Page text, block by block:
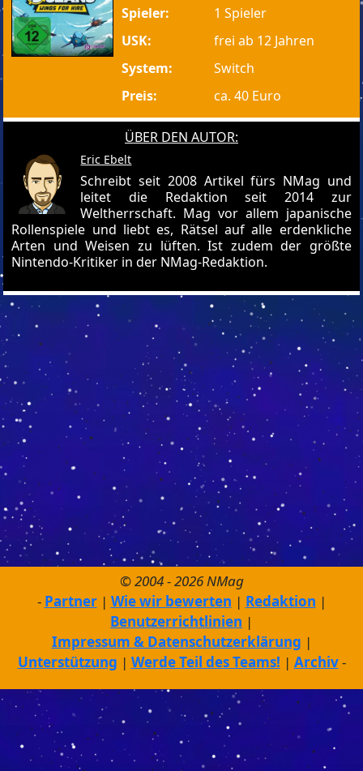
Spieler:
1 Spieler
USK:
frei ab 12 Jahren
System:
Switch
Preis:
ca. 40 Euro
ÜBER DEN AUTOR:
Eric Ebelt
Schreibt seit 2008 Artikel fürs NMag und
leitet die Redaktion seit 2014 zur
Weltherrschaft. Mag vor allem japanische
Rollenspiele und liebt es, Rätsel auf alle erdenkliche
Arten und Weisen zu lüften. Ist zudem der größte
Nintendo-Kritiker in der NMag-Redaktion.
© 2004 - 2026 NMag
Partner
Wie wir bewerten
Redaktion
Benutzerrichtlinien
Impressum & Datenschutzerklärung
Unterstützung
Werde Teil des Teams! Archiv